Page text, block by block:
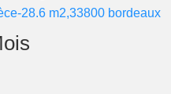
28.6 m2,33800 bordeaux